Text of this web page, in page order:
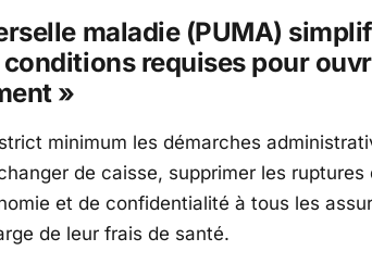
maladie (PUMA)
requises pour
»
minimum les démarches
de caisse, supprimer les ruptures
et de confidentialité à tous les
de leur frais de santé.